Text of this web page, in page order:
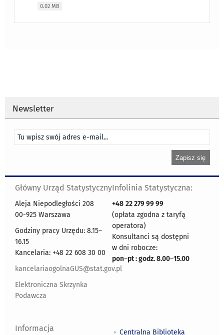
0.02 MB
Newsletter
Główny Urząd Statystyczny
Aleja Niepodległości 208
00-925 Warszawa
Godziny pracy Urzędu: 8.15–
16.15
Kancelaria: +48 22 608 30 00
kancelariaogolnaGUS@stat.gov.pl
Elektroniczna Skrzynka
Podawcza
Infolinia Statystyczna:
+48 22 279 99 99
(opłata zgodna z taryfą
operatora)
Konsultanci są dostępni
w dni robocze:
pon–pt : godz. 8.00–15.00
Informacja
Centralna Biblioteka